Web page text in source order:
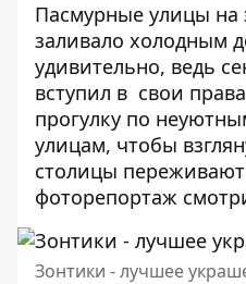
Пасмурные улицы на
заливало холодным
удивительно, ведь
вступил в свои
прогулку по
улицам, чтобы
столицы переживают
фоторепортаж
Зонтики - лучшее